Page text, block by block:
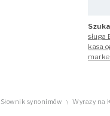
sługa
kasa
Słownik synonimów \ Wyrazy na